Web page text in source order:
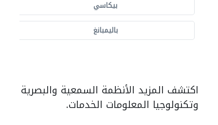
بيكاسي
باليمبانغ
اكتشف المزيد الأنظمة السمعية والبصرية
وتكنولوجيا المعلومات الخدمات.